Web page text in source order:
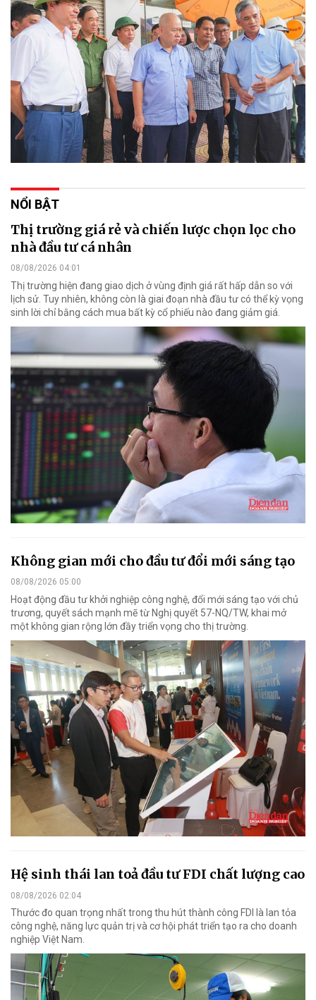
NỔI BẬT
Thị trường giá rẻ và chiến lược chọn lọc cho
nhà đầu tư cá nhân
08/08/2026 04:01
Thị trường hiện đang giao dịch ở vùng định giá rất hấp dẫn so với
lịch sử. Tuy nhiên, không còn là giai đoạn nhà đầu tư có thể kỳ vọng
sinh lời chỉ bằng cách mua bất kỳ cổ phiếu nào đang giảm giá.
Không gian mới cho đầu tư đổi mới sáng tạo
08/08/2026 05:00
Hoạt động đầu tư khởi nghiệp công nghệ, đổi mới sáng tạo với chủ
trương, quyết sách mạnh mẽ từ Nghị quyết 57-NQ/TW, khai mở
một không gian rộng lớn đầy triển vọng cho thị trường.
Hệ sinh thái lan toả đầu tư FDI chất lượng cao
08/08/2026 02:04
Thước đo quan trọng nhất trong thu hút thành công FDI là lan tỏa
công nghệ, năng lực quản trị và cơ hội phát triển tạo ra cho doanh
nghiệp Việt Nam.